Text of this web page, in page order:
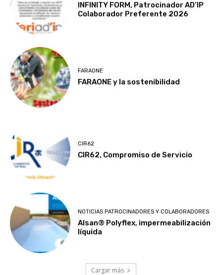
INFINITY FORM, Patrocinador AD’IP
Colaborador Preferente 2026
FARAONE
FARAONE y la sostenibilidad
CIR62
CIR62, Compromiso de Servicio
NOTICIAS PATROCINADORES Y COLABORADORES
Alsan® Polyflex, impermeabilización
líquida
Cargar más